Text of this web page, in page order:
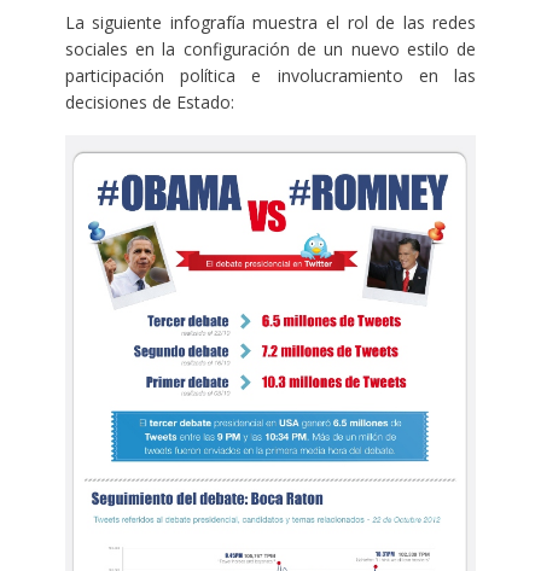
La siguiente infografía muestra el rol de las redes
sociales en la configuración de un nuevo estilo de
participación política e involucramiento en las
decisiones de Estado: